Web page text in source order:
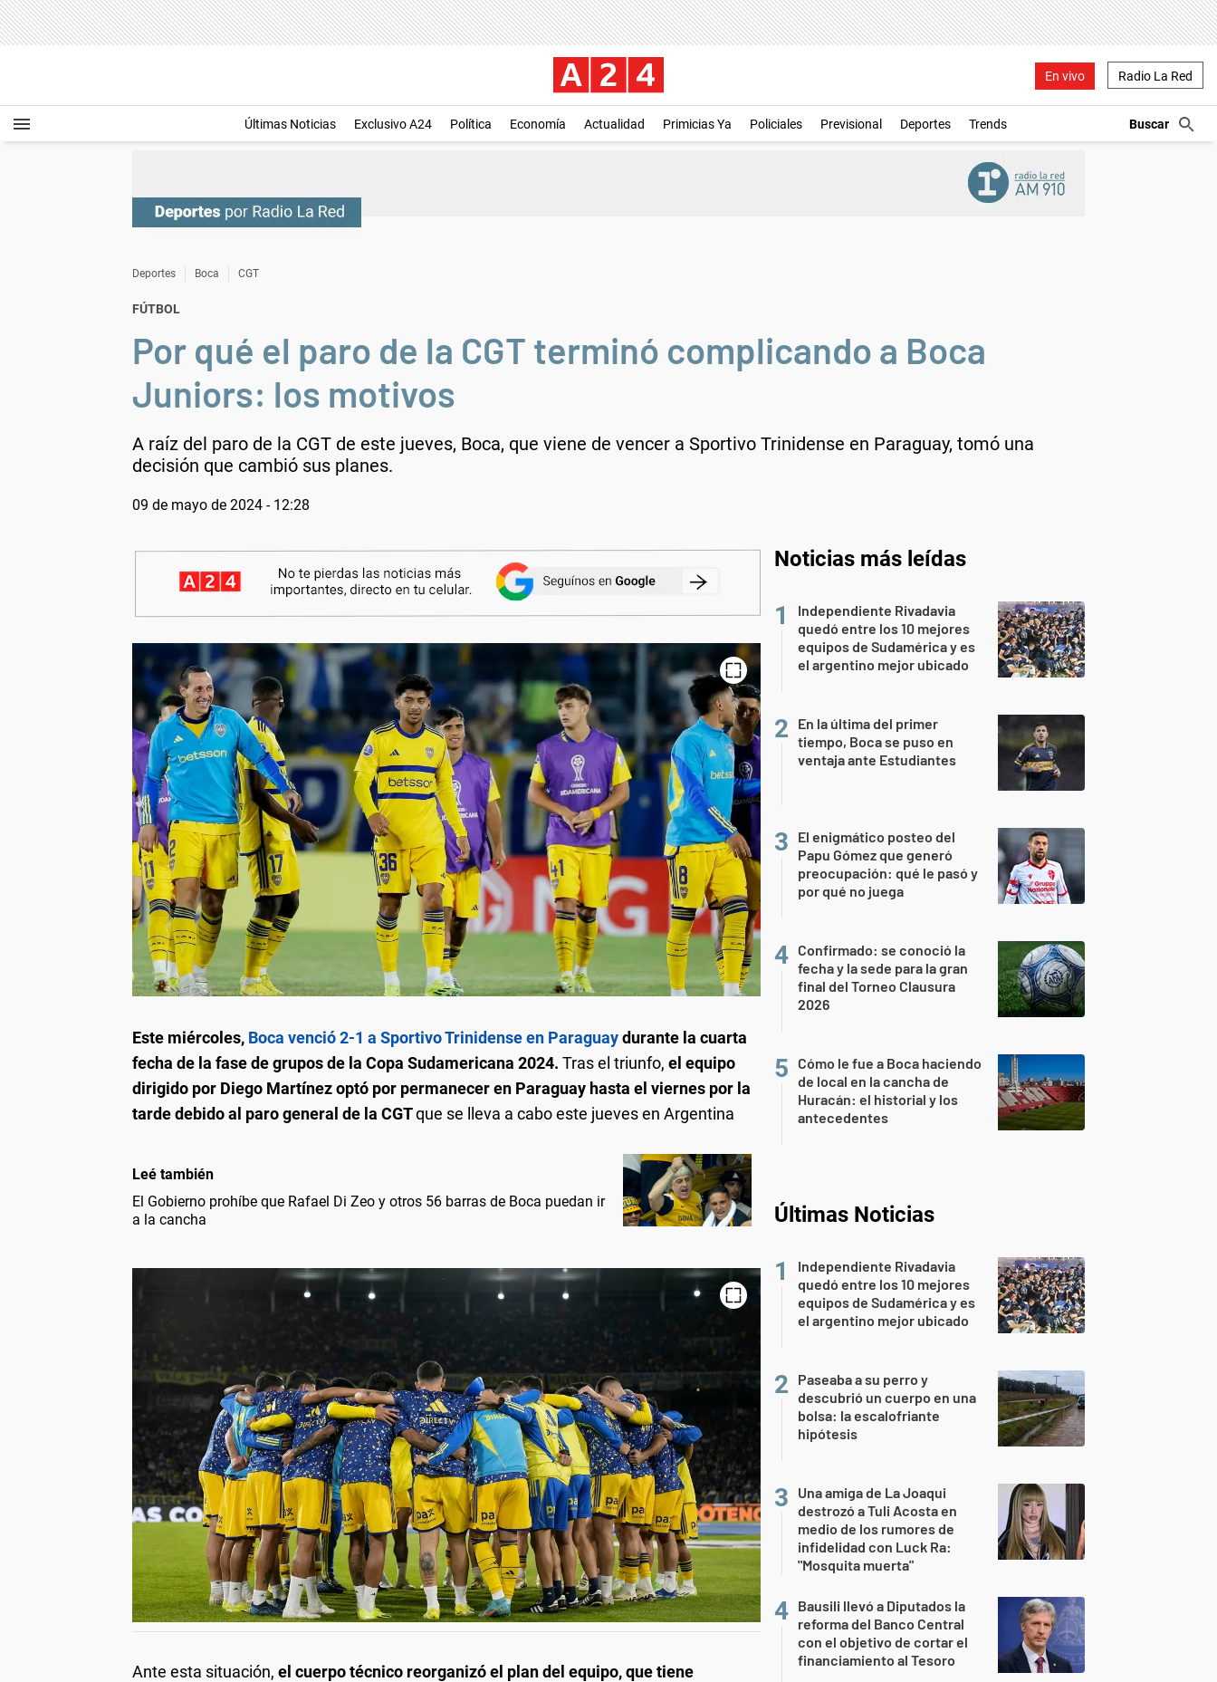
En vivo Radio La Red
Últimas Noticias Exclusivo A24 Política Economía Actualidad Primicias Ya Policiales Previsional Deportes Trends
Deportes Boca CGT
FÚTBOL
Por qué el paro de la CGT terminó complicando a Boca
Juniors: los motivos
A raíz del paro de la CGT de este jueves, Boca, que viene de vencer a Sportivo Trinidense en Paraguay, tomó una
decisión que cambió sus planes.
09 de mayo de 2024 - 12:28
Este miércoles, Boca venció 2-1 a Sportivo Trinidense en Paraguaydurante la cuarta
fecha de la fase de grupos de la Copa Sudamericana 2024. Tras el triunfo, el equipo
dirigido por Diego Martínez optó por permanecer en Paraguay hasta el viernes por la
tarde debido al paro general de la CGTque se lleva a cabo este jueves en Argentina
Leé también
El Gobierno prohíbe que Rafael Di Zeo y otros 56 barras de Boca puedan ir
a la cancha
Ante esta situación, el cuerpo técnico reorganizó el plan del equipo, que tiene
Noticias más leídas
Independiente Rivadavia
quedó entre los 10 mejores
equipos de Sudamérica y es
el argentino mejor ubicado
En la última del primer
tiempo, Boca se puso en
ventaja ante Estudiantes
El enigmático posteo del
Papu Gómez que generó
preocupación: qué le pasó y
por qué no juega
Confirmado: se conoció la
fecha y la sede para la gran
final del Torneo Clausura
2026
Cómo le fue a Boca haciendo
de local en la cancha de
Huracán: el historial y los
antecedentes
Últimas Noticias
Independiente Rivadavia
quedó entre los 10 mejores
equipos de Sudamérica y es
el argentino mejor ubicado
Paseaba a su perro y
descubrió un cuerpo en una
bolsa: la escalofriante
hipótesis
Una amiga de La Joaqui
destrozó a Tuli Acosta en
medio de los rumores de
infidelidad con Luck Ra:
"Mosquita muerta"
Bausili llevó a Diputados la
reforma del Banco Central
con el objetivo de cortar el
financiamiento al Tesoro